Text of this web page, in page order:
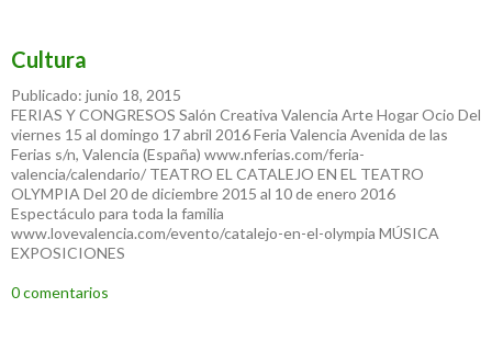
Cultura
Publicado: junio 18, 2015
FERIAS Y CONGRESOS Salón Creativa Valencia Arte Hogar Ocio Del
viernes 15 al domingo 17 abril 2016 Feria Valencia Avenida de las
Ferias s/n, Valencia (España) www.nferias.com/feria-
valencia/calendario/ TEATRO EL CATALEJO EN EL TEATRO
OLYMPIA Del 20 de diciembre 2015 al 10 de enero 2016
Espectáculo para toda la familia
www.lovevalencia.com/evento/catalejo-en-el-olympia MÚSICA
EXPOSICIONES
0 comentarios